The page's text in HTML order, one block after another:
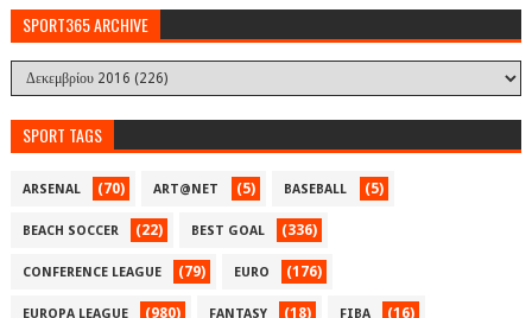
SPORT365 ARCHIVE
SPORT TAGS
ARSENAL (70) ART@NET (5) BASEBALL (5)
BEACH SOCCER (22) BEST GOAL (336)
CONFERENCE LEAGUE (79) EURO (176)
EUROPA LEAGUE (980) FANTASY (18) FIBA (16)